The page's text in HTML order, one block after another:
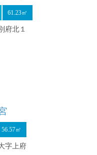
61.23㎡
府北１
56.57㎡
字上府